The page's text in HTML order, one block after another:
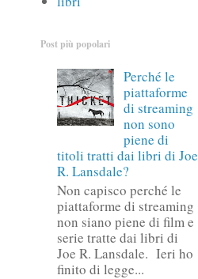
Post più popolari
Perché le
piattaforme
di streaming
non sono
piene di
titoli tratti dai libri di Joe
R. Lansdale?
Non capisco perché le
piattaforme di streaming
non siano piene di film e
serie tratte dai libri di
Joe R. Lansdale. Ieri ho
finito di legge...